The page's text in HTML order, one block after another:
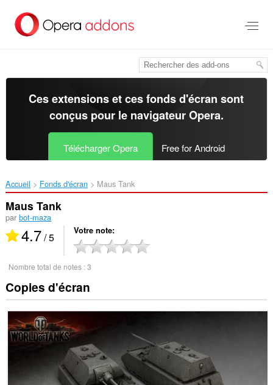
contenu
Ces extensions et ces fonds d'écran sont
conçus pour le navigateur Opera.
Télécharger Opera Free for Android
Accueil Fonds d'écran Maus Tank‎
Maus Tank
par bot-maza
4.7/ 5 Votre note
Nombre total de notes :3
Copies d'écran